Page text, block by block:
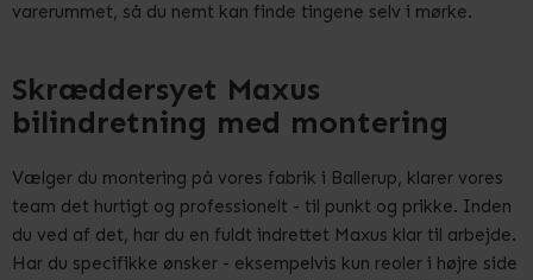
varerummet, så du nemt kan finde tingene selv i mørke.
Skræddersyet Maxus
bilindretning med montering
Vælger du montering på vores fabrik i Ballerup, klarer vores
team det hurtigt og professionelt - til punkt og prikke. Inden
du ved af det, har du en fuldt indrettet Maxus klar til arbejde.
Har du specifikke ønsker - eksempelvis kun reoler i højre side